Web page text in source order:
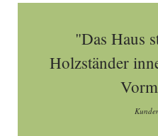
"Das Haus
Holzständer